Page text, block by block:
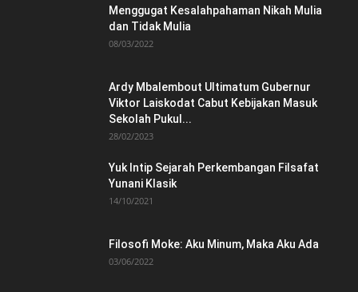
Menggugat Kesalahpahaman Nikah Mulia
dan Tidak Mulia
08/03/2022
Ardy Mbalembout Ultimatum Gubernur
Viktor Laiskodat Cabut Kebijakan Masuk
Sekolah Pukul...
28/02/2023
Yuk Intip Sejarah Perkembangan Filsafat
Yunani Klasik
14/10/2021
Filosofi Moke: Aku Minum, Maka Aku Ada
03/06/2022